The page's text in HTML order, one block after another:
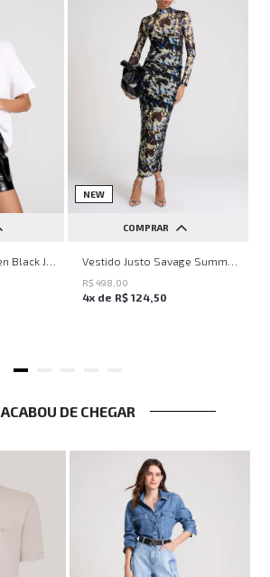
NEW
COMPRAR
PP P M G
R$ 498 00
4x de R$ 124,50
ACABOU DE CHEGAR